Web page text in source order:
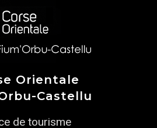
Orientale
Castellu
de tourisme